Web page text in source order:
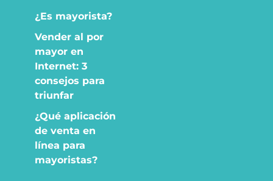
¿Es mayorista?
Vender al por
mayor en
Internet: 3
consejos para
triunfar
¿Qué aplicación
de venta en
línea para
mayoristas?